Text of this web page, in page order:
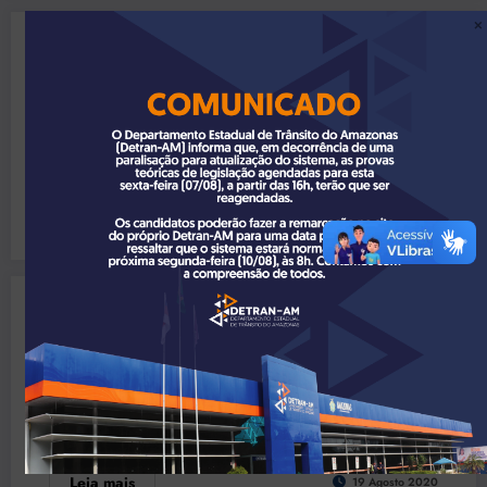
O Departamento Estadual de Trânsito do Amazonas (Detran-AM) info
rma que, em razão do ponto facultativo…
Leia mais 4 Dezembro 2020
Notificação
Considerando o art. 328 da Lei nº 9.503/1997 (CTB), bem como a r
esolução CONTRAN nº…
Leia mais 19 Agosto 2020